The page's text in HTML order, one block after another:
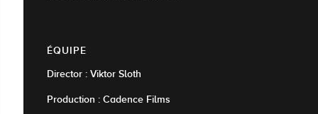
ÉQUIPE
Director : Viktor Sloth
Production : Cadence Films